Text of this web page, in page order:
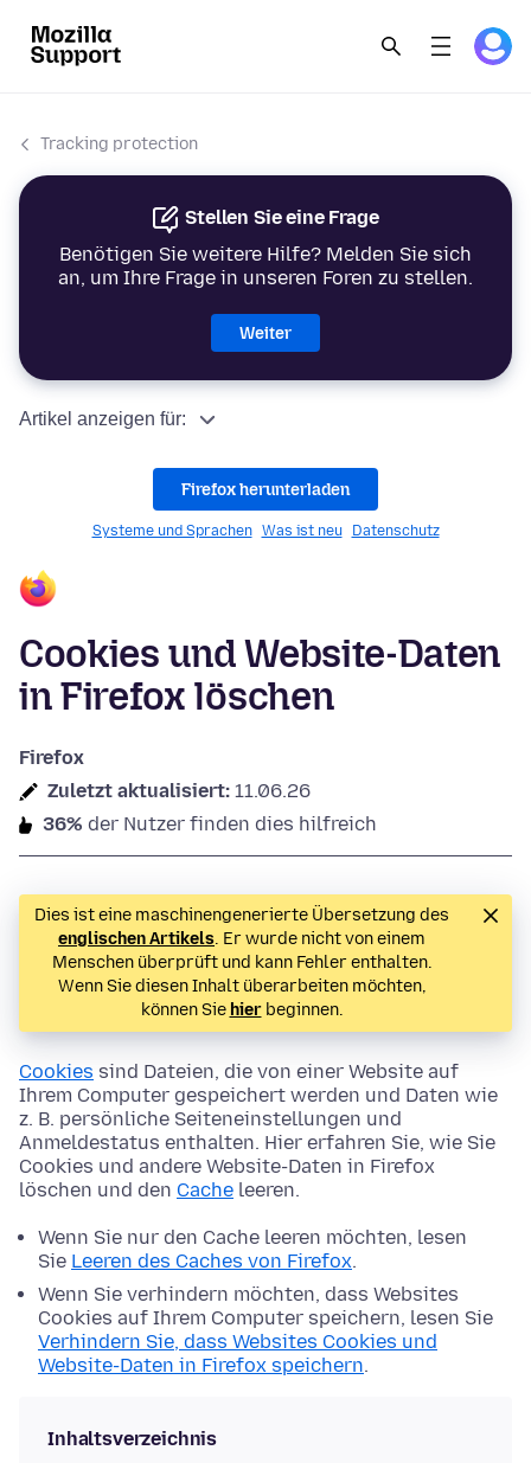
Tracking protection
Stellen Sie eine Frage
Benötigen Sie weitere Hilfe? Melden Sie sich
an, um Ihre Frage in unseren Foren zu stellen.
Weiter
Artikel anzeigen für:
Firefox herunterladen
Systeme und Sprachen Was ist neu Datenschutz
Cookies und Website-Daten
in Firefox löschen
Firefox
Zuletzt aktualisiert: 11.06.26
36% der Nutzer finden dies hilfreich
Dies ist eine maschinengenerierte Übersetzung des
englischen Artikels. Er wurde nicht von einem
Menschen überprüft und kann Fehler enthalten.
Wenn Sie diesen Inhalt überarbeiten möchten,
können Sie hierbeginnen.
Cookies sind Dateien, die von einer Website auf
Ihrem Computer gespeichert werden und Daten wie
z. B. persönliche Seiteneinstellungen und
Anmeldestatus enthalten. Hier erfahren Sie, wie Sie
Cookies und andere Website-Daten in Firefox
löschen und den Cache leeren.
Wenn Sie nur den Cache leeren möchten, lesen
Sie Leeren des Caches von Firefox.
Wenn Sie verhindern möchten, dass Websites
Cookies auf Ihrem Computer speichern, lesen Sie
Verhindern Sie, dass Websites Cookies und
Website-Daten in Firefox speichern.
Inhaltsverzeichnis